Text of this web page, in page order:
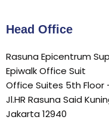
Head Office
Rasuna Epicentrum
Epiwalk Office Suit
Office Suites 5th Floor
Jl.HR Rasuna Said
Jakarta 12940